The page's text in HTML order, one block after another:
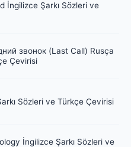
İngilizce Şarkı Sözleri ve
звонок (Last Call) Rusça
Çevirisi
Sözleri ve Türkçe Çevirisi
İngilizce Şarkı Sözleri ve